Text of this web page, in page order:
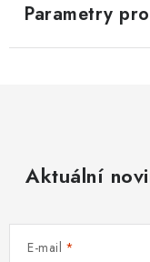
Parametry
Aktuální
E-mail